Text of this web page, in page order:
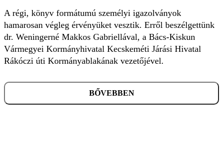
A régi, könyv formátumú személyi igazolványok
hamarosan végleg érvényüket vesztik. Erről beszélgettünk
dr. Weningerné Makkos Gabriellával, a Bács-Kiskun
Vármegyei Kormányhivatal Kecskeméti Járási Hivatal
Rákóczi úti Kormányablakának vezetőjével.
BŐVEBBEN